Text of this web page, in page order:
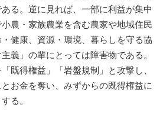
る。逆に見れば、一部に利益が集中
農・家族農業を含む農家や地域住民
健康、資源・環境、暮らしを守る協
義」の輩にとっては障害物である。
既得権益」「岩盤規制」と攻撃し、
お金を奪い、みずからの既得権益に
る。